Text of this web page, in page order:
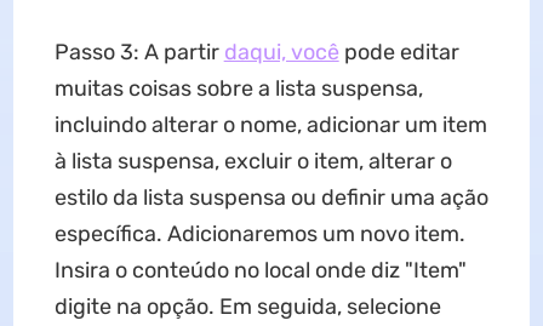
Passo 3: A partir daqui, você pode editar
muitas coisas sobre a lista suspensa,
incluindo alterar o nome, adicionar um item
à lista suspensa, excluir o item, alterar o
estilo da lista suspensa ou definir uma ação
específica. Adicionaremos um novo item.
Insira o conteúdo no local onde diz "Item"
digite na opção. Em seguida, selecione